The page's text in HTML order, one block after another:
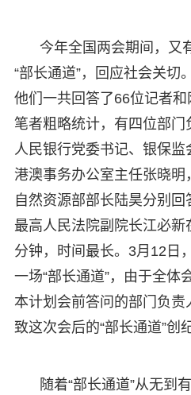
今年全国两会期间，又
“部长通道”，回应社会关切
他们一共回答了66位记者和
笔者粗略统计，有四位部门
人民银行党委书记、银保
港澳事务办公室主任张晓明
自然资源部部长陆昊分别回
最高人民法院副院长江必新
分钟，时间最长。3月12日
一场“部长通道”，由于全体
本计划会前答问的部门负责
致这次会后的“部长通道”创
随着“部长通道”从无到